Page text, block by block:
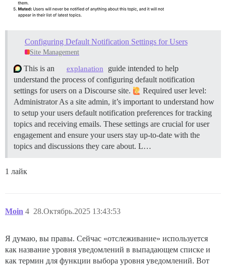
Configuring Default Notification Settings for Users
Site Management
This is an explanation
guide intended to help
understand the process of configuring default notification
settings for users on a Discourse site.
Required user level:
Administrator As a site admin, it’s important to understand how
to setup your users default notification preferences for tracking
topics and receiving emails. These settings are crucial for user
engagement and ensure your users stay up-to-date with the
topics and discussions they care about. L…
1 лайк
Moin 28.Октябрь.2025 13:43:53
4
Я думаю, вы правы. Сейчас «отслеживание» используется
как название уровня уведомлений в выпадающем списке и
как термин для функции выбора уровня уведомлений. Вот